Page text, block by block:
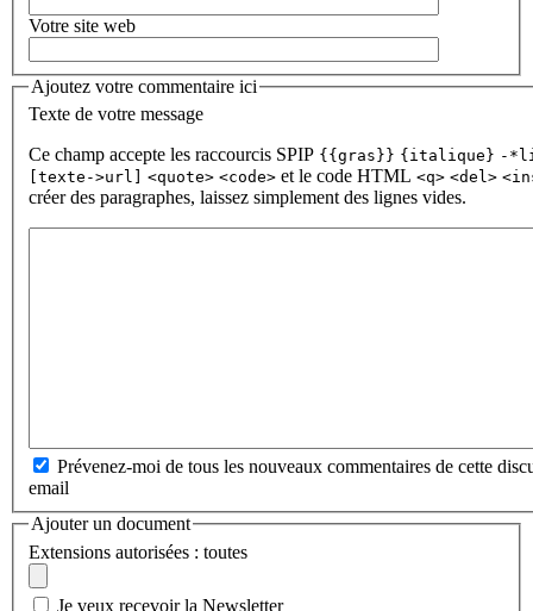
Votre site web
Ajoutez votre commentaire ici
Texte de votre message
Ce champ accepte les raccourcis SPIP {{gras}} {italique} -
[texte->url]
<quote> <code> et le code HTML <q> <del>
créer des paragraphes, laissez simplement des lignes vides.
Prévenez-moi de tous les nouveaux commentaires de cette
email
Ajouter un document
Extensions autorisées : toutes
Je veux recevoir la Newsletter